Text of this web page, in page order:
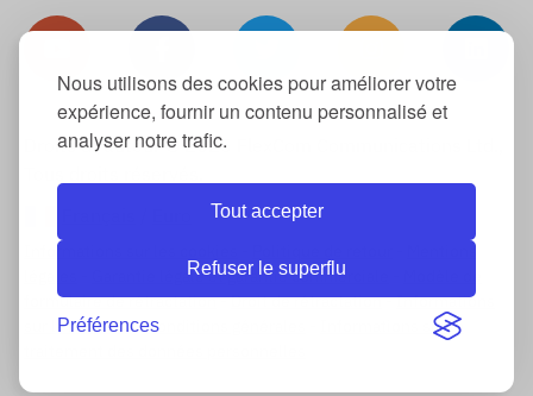
Nous utilisons des cookies pour améliorer votre
expérience, fournir un contenu personnalisé et
analyser notre trafic.
Tout accepter
Refuser le superflu
Préférences
Droits d\'auteur © 2025 FlexCom Communications Ltd.,
Informations sur les cookies
Mentions
Garantie légale et garantie commerciale
formulaire de rétractation-Droit de rétractation-Informations
sur la livraison-Conditions générales
Informations sur le